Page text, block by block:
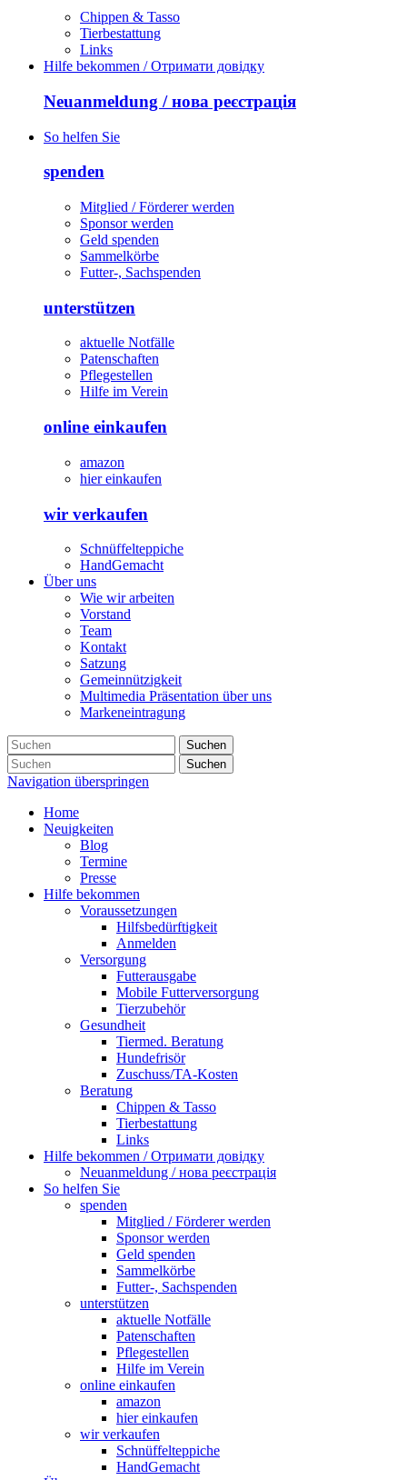
Chippen & Tasso
Tierbestattung
Links
Hilfe bekommen / Отримати довідку
Neuanmeldung / нова реєстрація
So helfen Sie
spenden
Mitglied / Förderer werden
Sponsor werden
Geld spenden
Sammelkörbe
Futter-, Sachspenden
unterstützen
aktuelle Notfälle
Patenschaften
Pflegestellen
Hilfe im Verein
online einkaufen
amazon
hier einkaufen
wir verkaufen
Schnüffelteppiche
HandGemacht
Über uns
Wie wir arbeiten
Vorstand
Team
Kontakt
Satzung
Gemeinnützigkeit
Multimedia Präsentation über uns
Markeneintragung
Suchen
Suchen
Navigation überspringen
Home
Neuigkeiten
Blog
Termine
Presse
Hilfe bekommen
Voraussetzungen
Hilfsbedürftigkeit
Anmelden
Versorgung
Futterausgabe
Mobile Futterversorgung
Tierzubehör
Gesundheit
Tiermed. Beratung
Hundefrisör
Zuschuss/TA-Kosten
Beratung
Chippen & Tasso
Tierbestattung
Links
Hilfe bekommen / Отримати довідку
Neuanmeldung / нова реєстрація
So helfen Sie
spenden
Mitglied / Förderer werden
Sponsor werden
Geld spenden
Sammelkörbe
Futter-, Sachspenden
unterstützen
aktuelle Notfälle
Patenschaften
Pflegestellen
Hilfe im Verein
online einkaufen
amazon
hier einkaufen
wir verkaufen
Schnüffelteppiche
HandGemacht